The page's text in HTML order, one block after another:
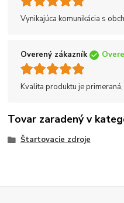
Vynikajúca komunikácia s
Overený zákazník
Kvalita produktu je
Tovar zaradený v
Štartovacie zdroje